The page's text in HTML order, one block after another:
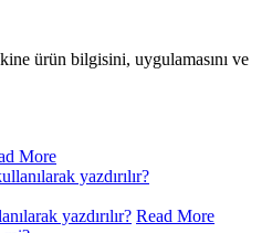
ürün bilgisini, uygulamasını ve
More
yazdırılır? Read More